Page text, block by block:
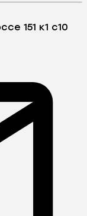
151 к1 с10